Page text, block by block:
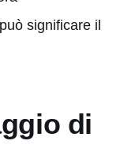
significare il
di